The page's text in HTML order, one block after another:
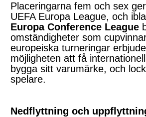
Placeringarna fem och sex ger
UEFA Europa League, och
Europa Conference League
omständigheter som
europeiska turneringar
möjligheten att få
bygga sitt varumärke, och
spelare.
Nedflyttning och